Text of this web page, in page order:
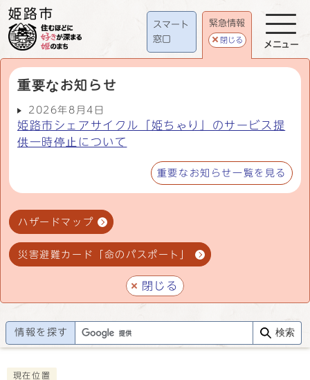
スマート
窓口
緊急情報
閉じる
重要なお知らせ
2026年8月4日
姫路市シェアサイクル「姫ちゃり」のサービス提
供一時停止について
重要なお知らせ一覧を見る
ハザードマップ
災害避難カード「命のパスポート」
閉じる
メニュー
情報を探す 検索
現在位置